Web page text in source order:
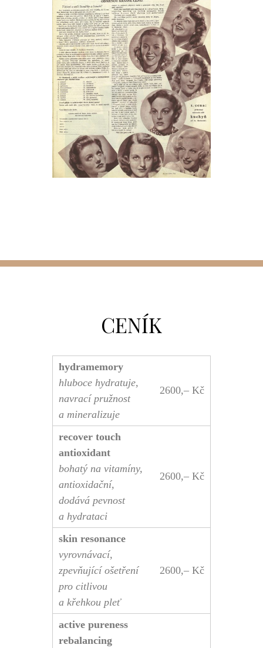
CENÍK
hydramemory
hluboce hydratuje,
navrací pružnost
a mineralizuje
2600,– Kč
recover touch
antioxidant
bohatý na vitamíny,
antioxidační,
dodává pevnost
a hydrataci
2600,– Kč
skin resonance
vyrovnávací,
zpevňující ošetření
pro citlivou
a křehkou pleť
2600,– Kč
active pureness
rebalancing